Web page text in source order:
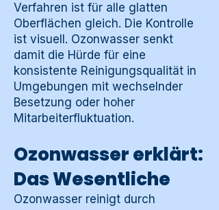
Verfahren ist für alle glatten
Oberflächen gleich. Die Kontrolle
ist visuell. Ozonwasser senkt
damit die Hürde für eine
konsistente Reinigungsqualität in
Umgebungen mit wechselnder
Besetzung oder hoher
Mitarbeiterfluktuation.
Ozonwasser erklärt:
Das Wesentliche
Ozonwasser reinigt durch